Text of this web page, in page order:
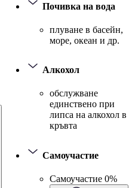
Почивка на вода
плуване в басейн,
море, океан и др.
Алкохол
обслужване
единствено при
липса на алкохол в
кръвта
Самоучастие
Самоучастие 0%